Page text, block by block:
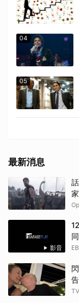
04
05
最新消息
影音